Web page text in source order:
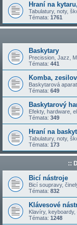
Hraní na
Tabulatury, noty,
Témata: 1761
Baskytary
Precission, Jazz,
Témata: 441
Komba,
Baskytarová
Témata: 649
Baskytarový
Efekty, hardware,
Témata: 349
Hraní na
Tabulatury, noty,
Témata: 173
::
Bicí nástroje
Bicí soupravy,
Témata: 832
Klávesové
Klavíry, keyboardy,
Témata: 1248